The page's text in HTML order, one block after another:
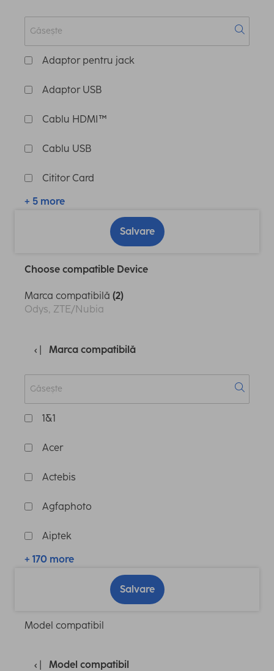
Adaptor pentru jack
Adaptor USB
Cablu HDMI™
Cablu USB
Cititor Card
+ 5 more
Salvare
Choose compatible Device
Marca compatibilă (2)
Odys, ZTE/Nubia
Marca compatibilă
1&1
Acer
Actebis
Agfaphoto
Aiptek
+ 170 more
Salvare
Model compatibil
Model compatibil